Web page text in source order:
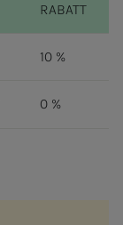
RABATT
10 %
0 %